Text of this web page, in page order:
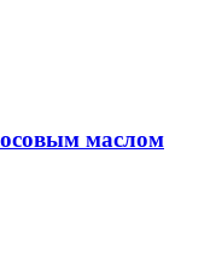
маслом